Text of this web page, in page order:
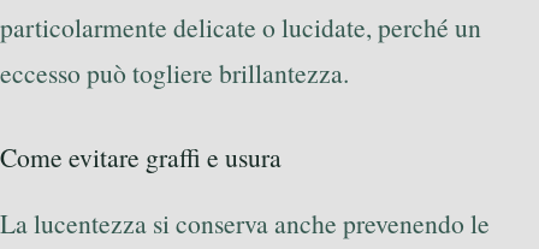
particolarmente delicate o lucidate, perché un
eccesso può togliere brillantezza.
Come evitare graffi e usura
La lucentezza si conserva anche prevenendo le